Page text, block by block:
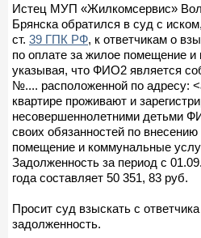
Истец МУП «Жилкомсервис»
Брянска обратился в суд с
ст. 39 ГПК РФ, к ответчикам о
по оплате за жилое помещение и
указывая, что ФИО2 является
№.... расположенной по адресу:
квартире проживают и
несовершеннолетними детьми
своих обязанностей по
помещение и коммунальные
Задолженность за период с
года составляет 50 351, 83 руб.
Просит суд взыскать с
задолженность.